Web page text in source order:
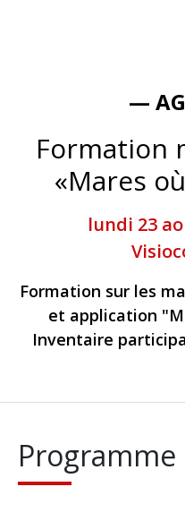
—
Formation
«Mares
lundi 23
Formation sur les
et application
Inventaire
Programme